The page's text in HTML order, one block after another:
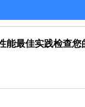
最佳实践检查您